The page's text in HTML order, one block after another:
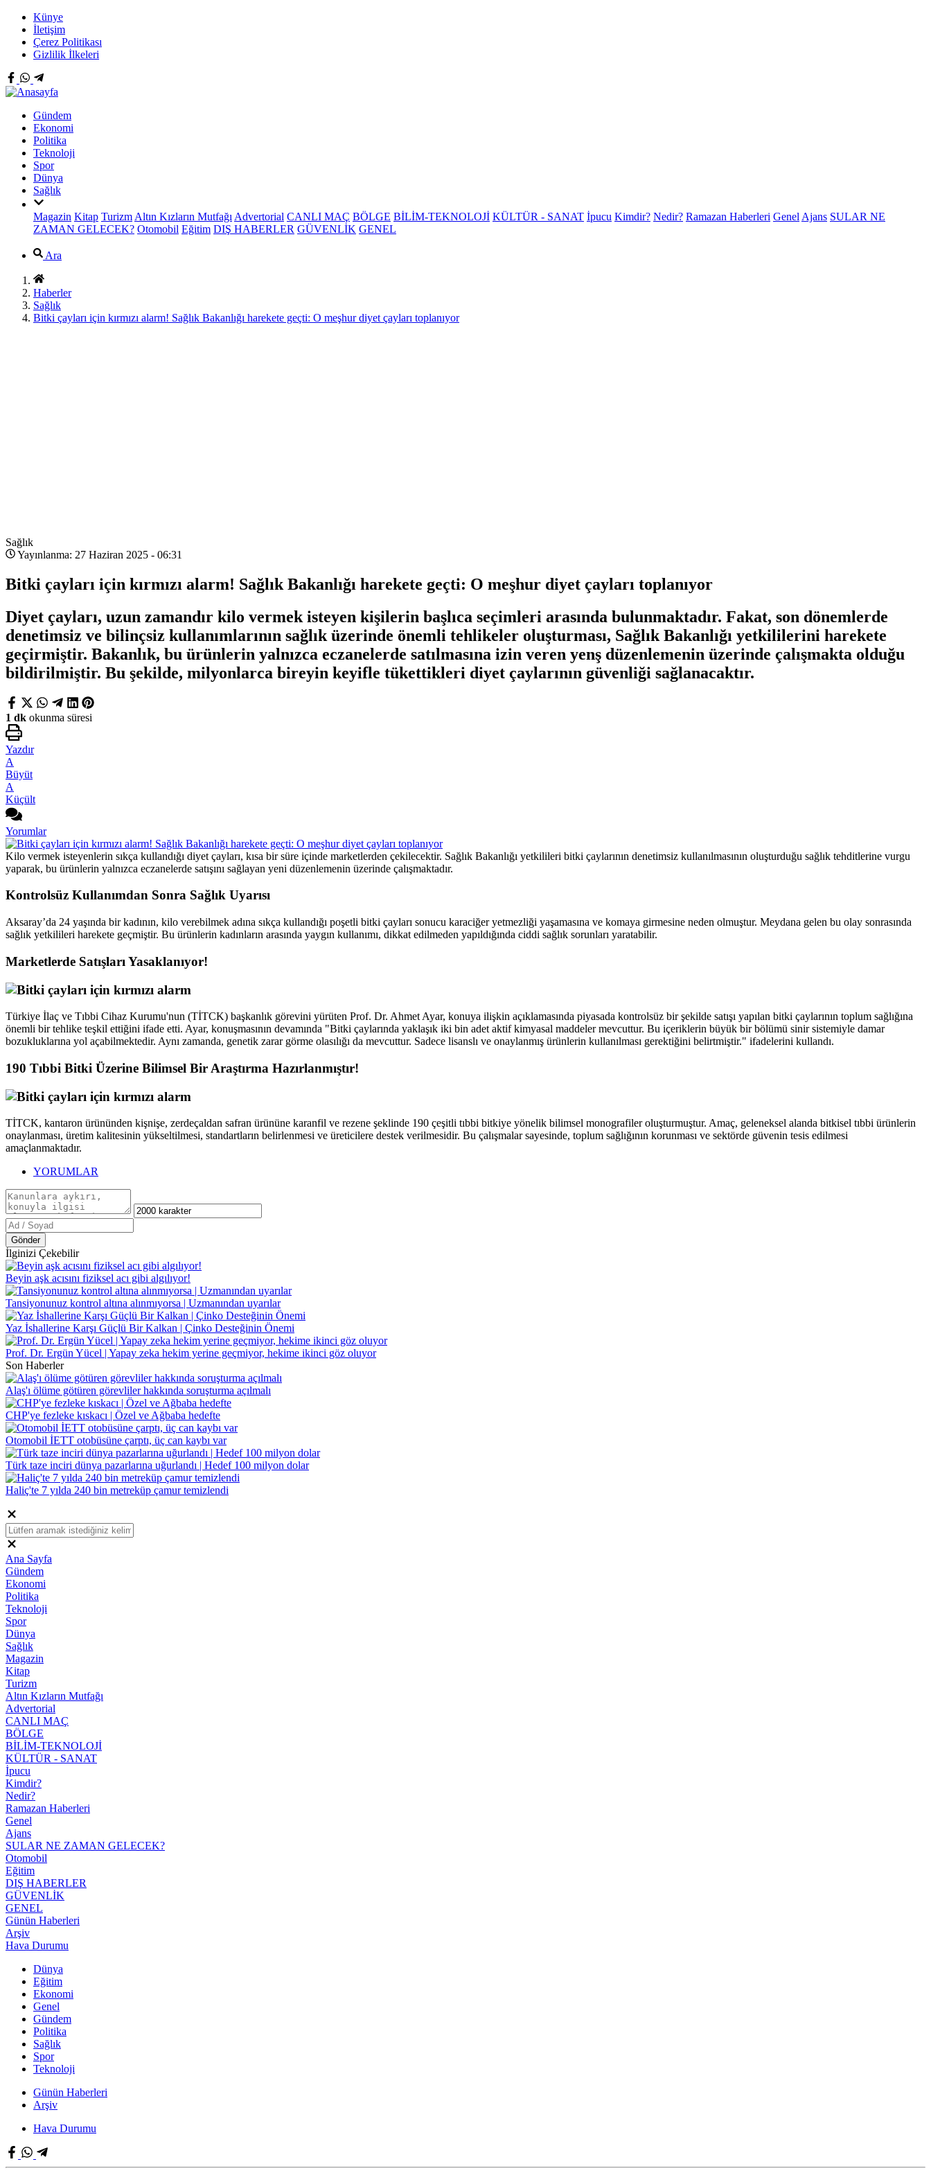
Künye
İletişim
Çerez Politikası
Gizlilik İlkeleri
Gündem
Ekonomi
Politika
Teknoloji
Spor
Dünya
Sağlık
Magazin Kitap Turizm Altın Kızların Mutfağı Advertorial CANLI MAÇ BÖLGE BİLİM-TEKNOLOJİ KÜLTÜR - SANAT İpucu Kimdir? Nedir? Ramazan Haberleri Genel Ajans SULAR NE
ZAMAN GELECEK? Otomobil Eğitim DIŞ HABERLER GÜVENLİK GENEL
Ara
Haberler
Sağlık
Bitki çayları için kırmızı alarm! Sağlık Bakanlığı harekete geçti: O meşhur diyet çayları toplanıyor
Sağlık
Yayınlanma: 27 Haziran 2025 - 06:31
Bitki çayları için kırmızı alarm! Sağlık Bakanlığı harekete geçti: O meşhur diyet çayları toplanıyor
Diyet çayları, uzun zamandır kilo vermek isteyen kişilerin başlıca seçimleri arasında bulunmaktadır. Fakat, son dönemlerde
denetimsiz ve bilinçsiz kullanımlarının sağlık üzerinde önemli tehlikeler oluşturması, Sağlık Bakanlığı yetkililerini harekete
geçirmiştir. Bakanlık, bu ürünlerin yalnızca eczanelerde satılmasına izin veren yenş düzenlemenin üzerinde çalışmakta olduğu
bildirilmiştir. Bu şekilde, milyonlarca bireyin keyifle tükettikleri diyet çaylarının güvenliği sağlanacaktır.
1 dk okunma süresi
Yazdır
A
Büyüt
A
Küçült
Yorumlar
Kilo vermek isteyenlerin sıkça kullandığı diyet çayları, kısa bir süre içinde marketlerden çekilecektir. Sağlık Bakanlığı yetkilileri bitki çaylarının denetimsiz kullanılmasının oluşturduğu sağlık tehditlerine vurgu
yaparak, bu ürünlerin yalnızca eczanelerde satışını sağlayan yeni düzenlemenin üzerinde çalışmaktadır.
Kontrolsüz Kullanımdan Sonra Sağlık Uyarısı
Aksaray’da 24 yaşında bir kadının, kilo verebilmek adına sıkça kullandığı poşetli bitki çayları sonucu karaciğer yetmezliği yaşamasına ve komaya girmesine neden olmuştur. Meydana gelen bu olay sonrasında
sağlık yetkilileri harekete geçmiştir. Bu ürünlerin kadınların arasında yaygın kullanımı, dikkat edilmeden yapıldığında ciddi sağlık sorunları yaratabilir.
Marketlerde Satışları Yasaklanıyor!
Türkiye İlaç ve Tıbbi Cihaz Kurumu'nun (TİTCK) başkanlık görevini yürüten Prof. Dr. Ahmet Ayar, konuya ilişkin açıklamasında piyasada kontrolsüz bir şekilde satışı yapılan bitki çaylarının toplum sağlığına
önemli bir tehlike teşkil ettiğini ifade etti. Ayar, konuşmasının devamında "Bitki çaylarında yaklaşık iki bin adet aktif kimyasal maddeler mevcuttur. Bu içeriklerin büyük bir bölümü sinir sistemiyle damar
bozukluklarına yol açabilmektedir. Aynı zamanda, genetik zarar görme olasılığı da mevcuttur. Sadece lisanslı ve onaylanmış ürünlerin kullanılması gerektiğini belirtmiştir." ifadelerini kullandı.
190 Tıbbi Bitki Üzerine Bilimsel Bir Araştırma Hazırlanmıştır!
TİTCK, kantaron ürününden kişnişe, zerdeçaldan safran ürününe karanfil ve rezene şeklinde 190 çeşitli tıbbi bitkiye yönelik bilimsel monografiler oluşturmuştur. Amaç, geleneksel alanda bitkisel tıbbi ürünlerin
onaylanması, üretim kalitesinin yükseltilmesi, standartların belirlenmesi ve üreticilere destek verilmesidir. Bu çalışmalar sayesinde, toplum sağlığının korunması ve sektörde güvenin tesis edilmesi
amaçlanmaktadır.
YORUMLAR
Gönder
İlginizi Çekebilir
Beyin aşk acısını fiziksel acı gibi algılıyor!
Tansiyonunuz kontrol altına alınmıyorsa | Uzmanından uyarılar
Yaz İshallerine Karşı Güçlü Bir Kalkan | Çinko Desteğinin Önemi
Prof. Dr. Ergün Yücel | Yapay zeka hekim yerine geçmiyor, hekime ikinci göz oluyor
Son Haberler
Alaş'ı ölüme götüren görevliler hakkında soruşturma açılmalı
CHP'ye fezleke kıskacı | Özel ve Ağbaba hedefte
Otomobil İETT otobüsüne çarptı, üç can kaybı var
Türk taze inciri dünya pazarlarına uğurlandı | Hedef 100 milyon dolar
Haliç'te 7 yılda 240 bin metreküp çamur temizlendi
Ana Sayfa
Gündem
Ekonomi
Politika
Teknoloji
Spor
Dünya
Sağlık
Magazin
Kitap
Turizm
Altın Kızların Mutfağı
Advertorial
CANLI MAÇ
BÖLGE
BİLİM-TEKNOLOJİ
KÜLTÜR - SANAT
İpucu
Kimdir?
Nedir?
Ramazan Haberleri
Genel
Ajans
SULAR NE ZAMAN GELECEK?
Otomobil
Eğitim
DIŞ HABERLER
GÜVENLİK
GENEL
Günün Haberleri
Arşiv
Hava Durumu
Dünya
Eğitim
Ekonomi
Genel
Gündem
Politika
Sağlık
Spor
Teknoloji
Günün Haberleri
Arşiv
Hava Durumu